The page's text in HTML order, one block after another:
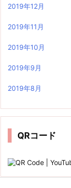
2019年12月
2019年11月
2019年10月
2019年9月
2019年8月
QRコード